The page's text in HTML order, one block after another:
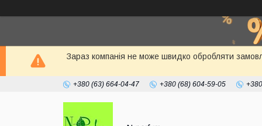
Зараз компанія не може швидко обробляти
+380 (63) 664-04-47 +380 (68) 604-59-05